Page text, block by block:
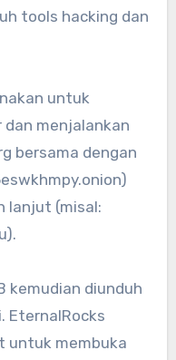
tools hacking dan
untuk
dan menjalankan
bersama dengan
lanjut (misal:
kemudian diunduh
EternalRocks
untuk membuka